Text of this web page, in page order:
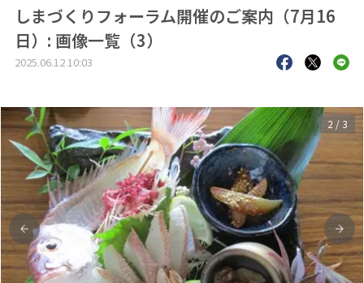
おすすめコンテンツ
出版物
しまづくりフォーラム開催のご案内（7月16
日）: 画像一覧（3）
2025.06.12 10:03
前 次
3 /3